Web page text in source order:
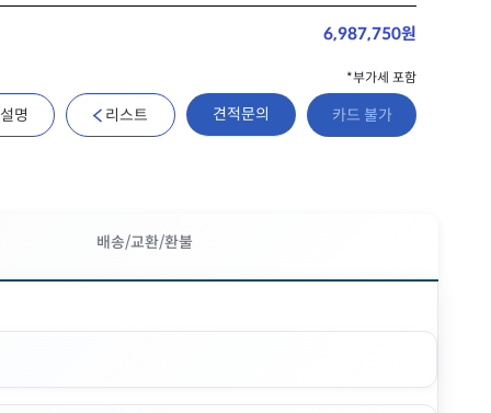
6,987,750원
*부가세 포함
명 리스트 견적문의 카드 불가
배송/교환/환불